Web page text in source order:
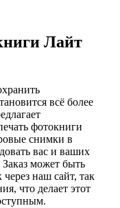
Лайт
всё более
фотокниги
снимки в
вас и ваших
может быть
наш сайт, так
что делает этот